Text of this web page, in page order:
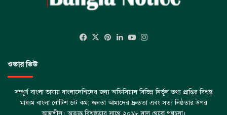
Facebook
X Pinterest
LinkedInYouTube
ওভার ভিউ
সম্পূর্ণ বাংলা ভাষায় বাংলাদেশিদের জন্য অফিসিয়াল বিভিন্ন নির্ভূল তথ্য প্রাপ্তির বিশ্বস্ত
মাধ্যম বাংলা নোটিশ ডট কম; জনতা আমাদের দ্রুততা এবং সত্য নিষ্ঠতার উপর